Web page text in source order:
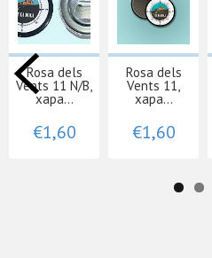
Rosa dels
Vents 11 N/B,
xapa...
€1,60
Rosa dels
Vents 11,
xapa...
€1,60